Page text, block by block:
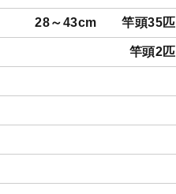
28～43cm 竿頭35匹
竿頭2匹